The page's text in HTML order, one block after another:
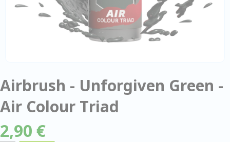
Airbrush - Unforgiven Green -
Air Colour Triad
2,90 €